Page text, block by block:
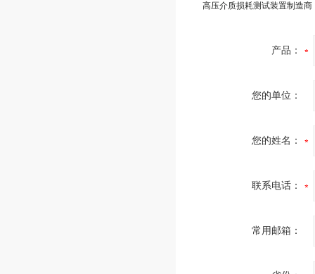
高压介质损耗测试装置制造商
产品：
您的单位：
您的姓名：
联系电话：
常用邮箱：